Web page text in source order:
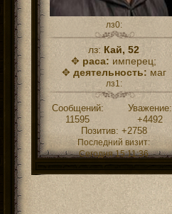
лз0:
лз: Кай, 52
✥ раса: имперец;
✥ деятельность: маг
лз1:
Сообщений:
11595
Уважение:
+4492
Позитив: +2758
Последний визит:
Сегодня 15:11:36